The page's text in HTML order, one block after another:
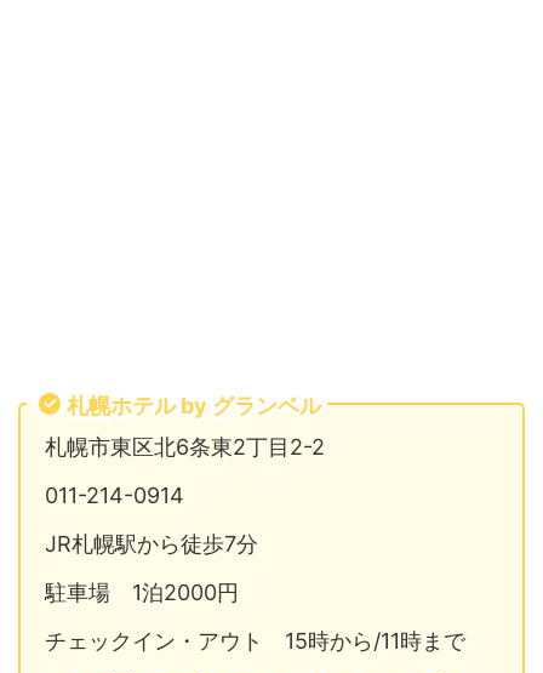
札幌ホテル by グランベル
札幌市東区北6条東2丁目2-2
011-214-0914
JR札幌駅から徒歩7分
駐車場 1泊2000円
チェックイン・アウト 15時から/11時まで